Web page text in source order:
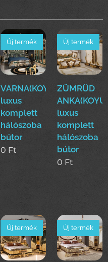
VARNA(KOYUN)Klasszikus
luxus
komplett
hálószoba
bútor
Új termék
0 Ft
ZÜMRÜD
luxus
komplett
hálószoba
bútor
Új termék
0 Ft
Új termék Új termék